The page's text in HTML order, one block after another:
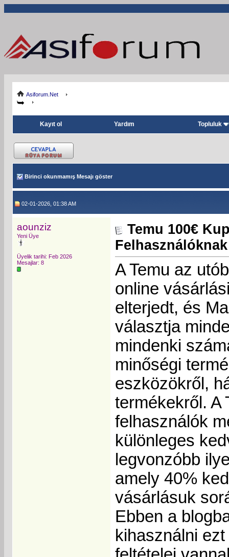
Asiforum.Net
Kayıt ol Yardım Topluluk
Birinci okunmamış Mesajı göster
02-01-2026, 01:38 AM
aounziz
Yeni Üye
Üyelik tarihi: Feb 2026
Mesajlar: 8
Temu 100€
Felhasználóknak
A Temu az
online
elterjedt, és
választja
mindenki
minőségi
eszközökről,
termékekről. A
felhasználók
különleges
legvonzóbb
amely 40%
vásárlásuk
Ebben a
kihasználni